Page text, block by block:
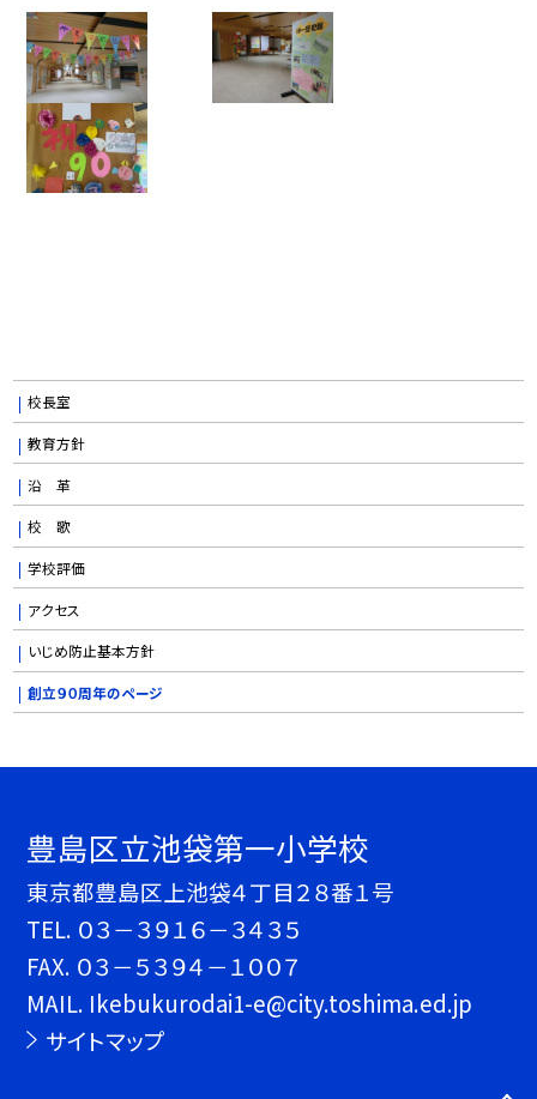
校長室
教育方針
沿 革
校 歌
学校評価
アクセス
いじめ防止基本方針
創立９０周年のページ
豊島区立池袋第一小学校
東京都豊島区上池袋４丁目２８番１号
TEL. ０３－３９１６－３４３５
FAX. ０３－５３９４－１００７
MAIL. Ikebukurodai1-e@city.toshima.ed.jp
サイトマップ